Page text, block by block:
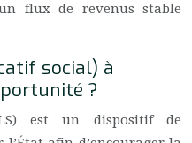
flux de revenus stable
social) à
?
est un dispositif de